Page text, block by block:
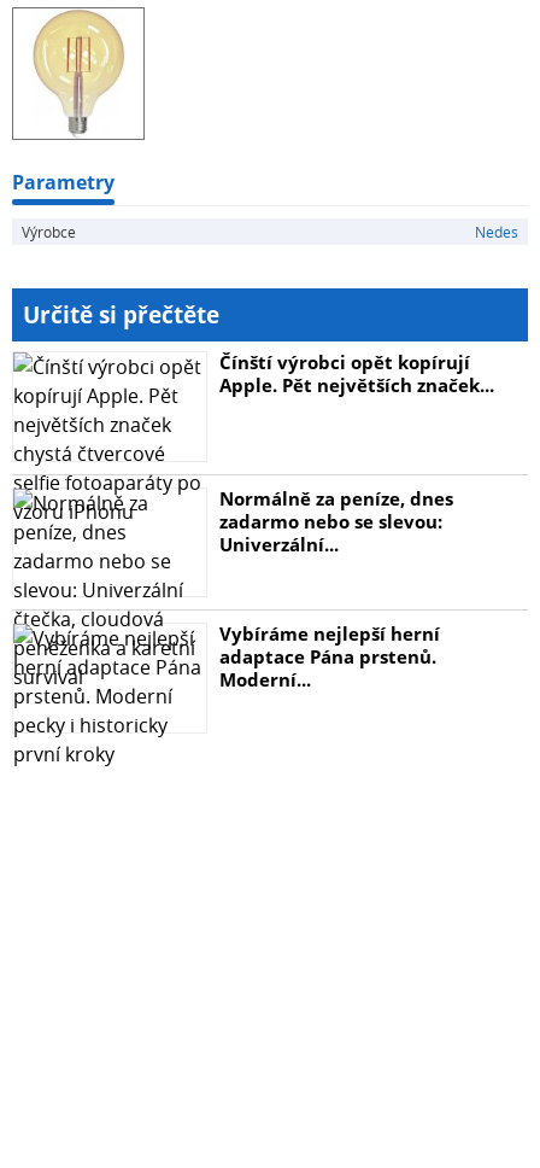
Parametry
Výrobce Nedes
Určitě si přečtěte
Čínští výrobci opět kopírují
Apple. Pět největších značek...
Normálně za peníze, dnes
zadarmo nebo se slevou:
Univerzální...
Vybíráme nejlepší herní
adaptace Pána prstenů.
Moderní...